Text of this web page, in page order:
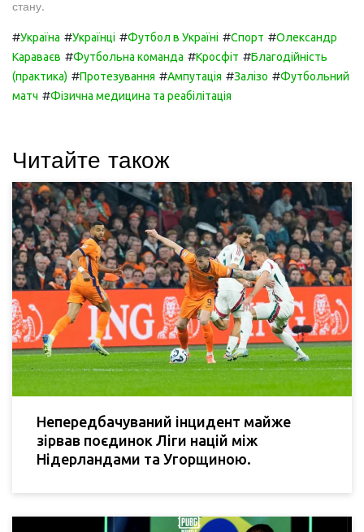
стану.
#Україна #Українці #Футбол в Україні #Спорт #Олександр
Караваєв #Футбольна команда #Кросфіт #Благодійність
(практика) #Протезування #Ампутація #Залізо #Футбольний
матч #Фізична медицина та реабілітація
Читайте також
Непередбачуваний інцидент майже
зірвав поєдинок Ліги націй між
Нідерландами та Угорщиною.